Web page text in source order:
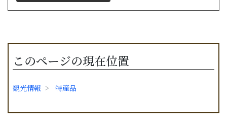
このページの現在位置
観光情報 特産品